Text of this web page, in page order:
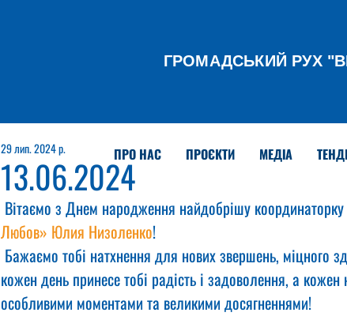
ГРОМАДСЬКИЙ РУХ
ПРО НАС ПРОЄКТИ МЕДІА
13.06.2024
29 лип. 2024 р.
Вітаємо з Днем народження найдобрішу координаторку
Любов» Юлия Низоленко!
Бажаємо тобі натхнення для нових звершень, міцного
кожен день принесе тобі радість і задоволення, а
особливими моментами та великими досягненнями!